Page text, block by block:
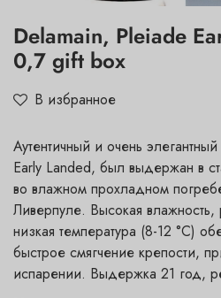
Delamain, Pleiade
0,7 gift box
В избранное
Аутентичный и очень
Early Landed, был выдержан в
во влажном прохладном
Ливерпуле. Высокая
низкая температура (8-12 °C)
быстрое смягчение крепости,
испарении. Выдержка 21 год,